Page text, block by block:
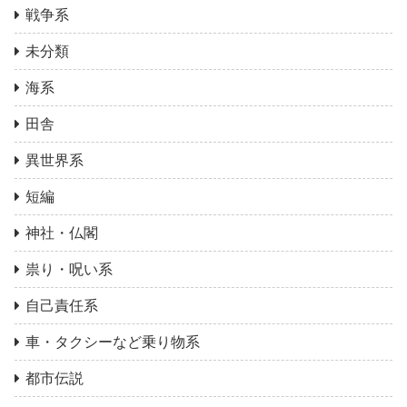
戦争系
未分類
海系
田舎
異世界系
短編
神社・仏閣
祟り・呪い系
自己責任系
車・タクシーなど乗り物系
都市伝説